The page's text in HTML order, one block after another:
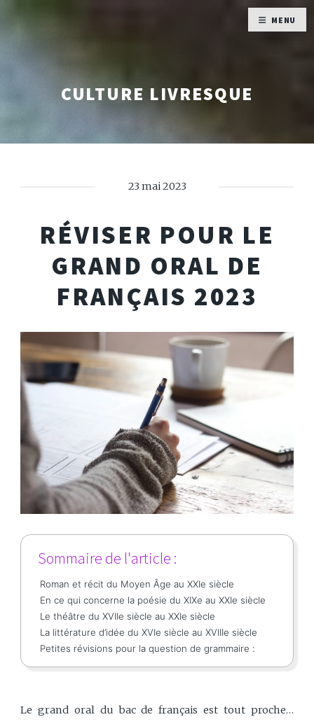
CULTURE LIVRESQUE
23 mai 2023
RÉVISER POUR LE
GRAND ORAL DE
FRANÇAIS 2023
Sommaire de l'article :
Roman et récit du Moyen Âge au XXIe siècle
En ce qui concerne la poésie du XIXe au XXIe siècle
Le théâtre du XVIIe siècle au XXIe siècle
La littérature d’idée du XVIe siècle au XVIIIe siècle
Petites révisions pour la question de grammaire :
Le grand oral du bac de français est tout proche…
MENU